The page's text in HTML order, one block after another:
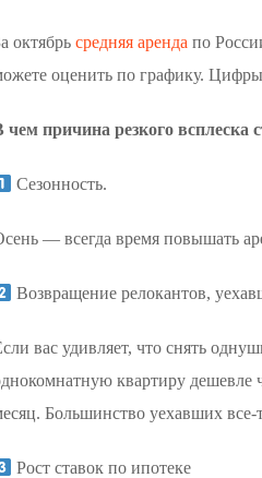
октябрь средняя аренда по
оценить по графику.
чем причина резкого всплеска
Сезонность.
— всегда время повышать
Возвращение релокантов,
вас удивляет, что снять
квартиру дешевле
Большинство уехавших все-
Рост ставок по ипотеке